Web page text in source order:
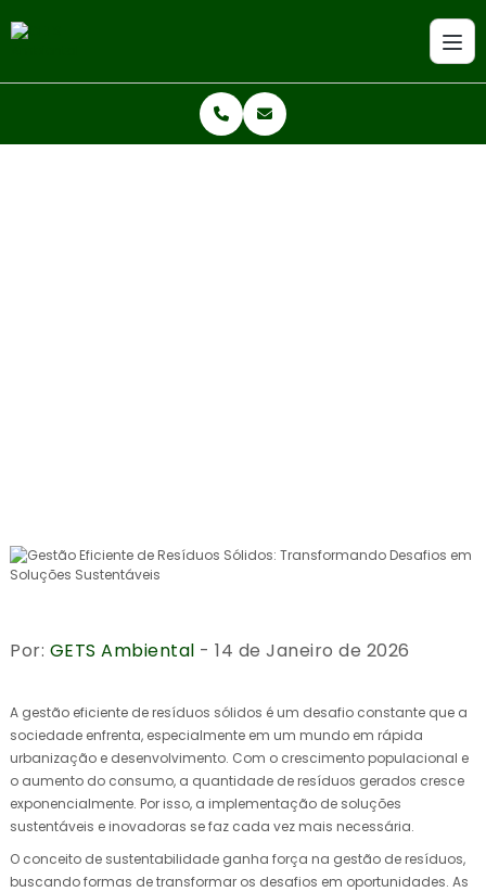
Por: GETS Ambiental - 14 de Janeiro de 2026
A gestão eficiente de resíduos sólidos é um desafio constante que a
sociedade enfrenta, especialmente em um mundo em rápida
urbanização e desenvolvimento. Com o crescimento populacional e
o aumento do consumo, a quantidade de resíduos gerados cresce
exponencialmente. Por isso, a implementação de soluções
sustentáveis e inovadoras se faz cada vez mais necessária.
O conceito de sustentabilidade ganha força na gestão de resíduos,
buscando formas de transformar os desafios em oportunidades. As